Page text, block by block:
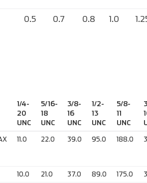
0.5 0.7 0.8 1.0
1/4-
20
UNC
5/16-
18
UNC
3/8-
16
UNC
1/2-
13
UNC
5/8-
11
UNC
11.0 22.0 39.0 95.0 188.0
10.0 21.0 37.0 89.0 175.0